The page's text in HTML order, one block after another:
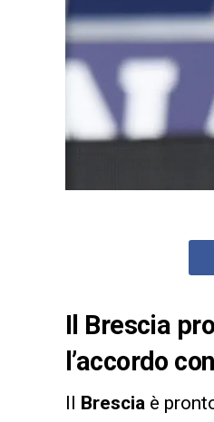
Il Brescia
l’accordo
Il Brescia è